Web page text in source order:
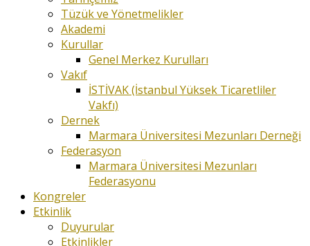
Tüzük ve Yönetmelikler
Akademi
Kurullar
Genel Merkez Kurulları
Vakıf
İSTİVAK (İstanbul Yüksek Ticaretliler
Vakfı)
Dernek
Marmara Üniversitesi Mezunları Derneği
Federasyon
Marmara Üniversitesi Mezunları
Federasyonu
Kongreler
Etkinlik
Duyurular
Etkinlikler